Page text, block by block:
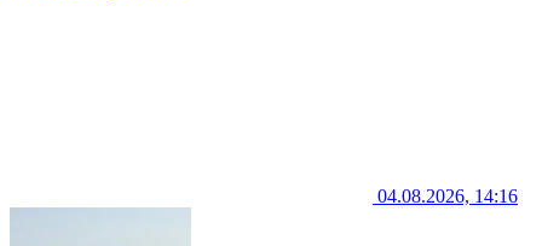
04.08.2026, 14:16